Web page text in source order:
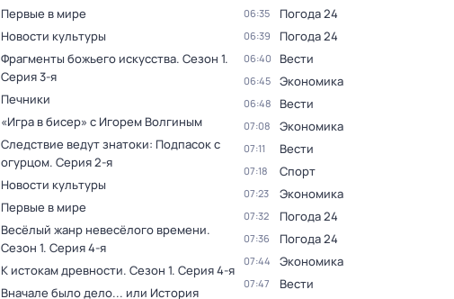
Первые в мире
Новости культуры
Фрагменты божьего искусства. Сезон 1.
Серия 3-я
Печники
«Игра в бисер» с Игорем Волгиным
Следствие ведут знатоки: Подпасок с
огурцом. Серия 2-я
Новости культуры
Первые в мире
Весёлый жанр невесёлого времени.
Сезон 1. Серия 4-я
К истокам древности. Сезон 1. Серия 4-я
Вначале было дело... или История
06:35 Погода 24
06:39 Погода 24
06:40 Вести
06:45 Экономика
06:48 Вести
07:08 Экономика
07:11 Вести
07:18 Спорт
07:23 Экономика
07:32 Погода 24
07:36 Погода 24
07:44 Экономика
07:47 Вести